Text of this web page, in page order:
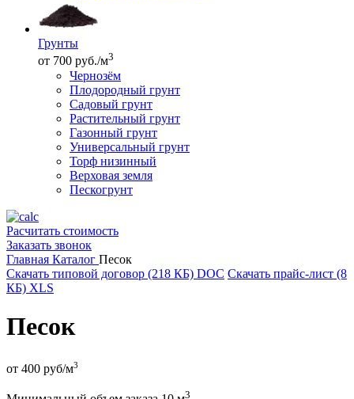
Грунты
от 700 руб./м3
Чернозём
Плодородный грунт
Садовый грунт
Растительный грунт
Газонный грунт
Универсальный грунт
Торф низинный
Верховая земля
Пескогрунт
Расчитать стоимость
Заказать звонок
Главная Каталог Песок
Скачать типовой договор (218 КБ) DOC Скачать прайс-лист (8
КБ) XLS
Песок
от 400 руб/м3
3